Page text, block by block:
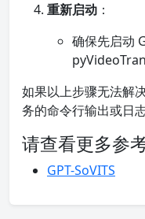
重新启动 ：
确保先启动
如果以上步骤无法解
务的命令行输出或日
请查看更多参
GPT-SoVITS